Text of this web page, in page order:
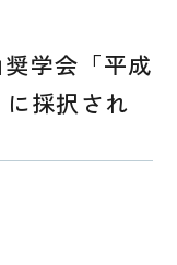
学会「平成
採択され